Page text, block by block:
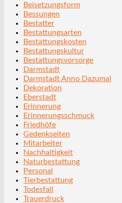
Beisetzungsform
Bessungen
Bestatter
Bestattungsarten
Bestattungskosten
Bestattungskultur
Bestattungsvorsorge
Darmstadt
Darmstadt Anno Dazumal
Dekoration
Eberstadt
Erinnerung
Erinnerungsschmuck
Friedhöfe
Gedenkseiten
Mitarbeiter
Nachhaltigkeit
Naturbestattung
Personal
Tierbestattung
Todesfall
Trauerdruck